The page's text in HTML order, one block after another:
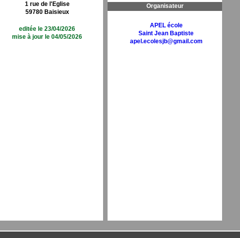
1 rue de l'Eglise
59780 Baisieux
editée le 23/04/2026
mise à jour le 04/05/2026
Organisateur
APEL école
Saint Jean Baptiste
apel.ecolesjb@gmail.com